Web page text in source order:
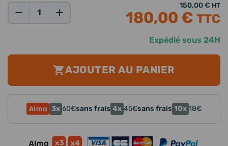
Expédié sous 24H
150,00 € HT
180,00 € TTC
AJOUTER AU PANIER
3x 60€sans frais 4x 45€sans frais 10x 18€